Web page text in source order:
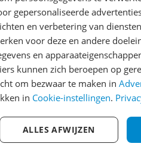
gepersonaliseerde
en verbetering van
voor deze en andere
en
kunnen zich beroepen op
om bezwaar te maken in
in Cookie-instellingen.
ALLES AFWIJZEN